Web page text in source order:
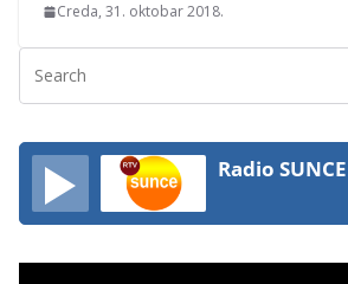
Creda, 31. oktobar 2018.
Radio SUNCE